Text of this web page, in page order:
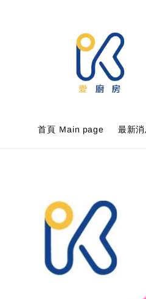
首頁 Ｍain page 最新